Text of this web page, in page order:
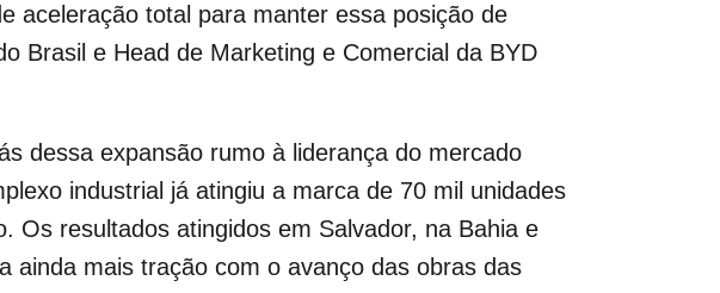
aceleração total para manter essa posição de
Brasil e Head de Marketing e Comercial da BYD
dessa expansão rumo à liderança do mercado
industrial já atingiu a marca de 70 mil unidades
Os resultados atingidos em Salvador, na Bahia e
ainda mais tração com o avanço das obras das